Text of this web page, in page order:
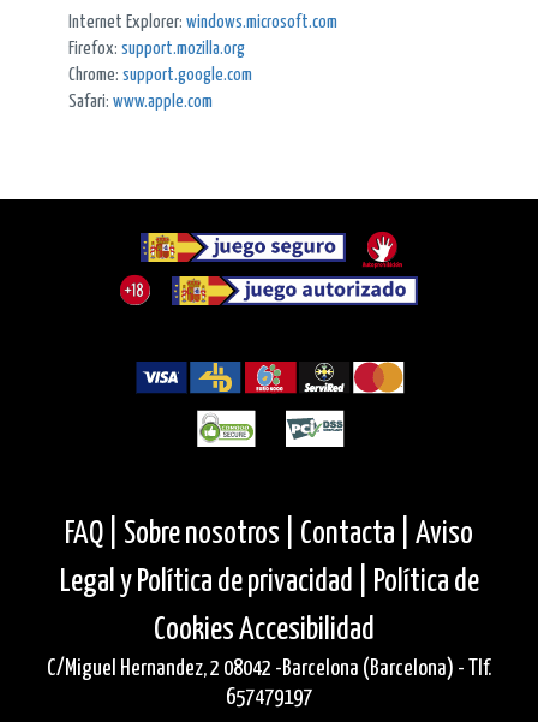
Internet Explorer:windows.microsoft.com
Firefox:support.mozilla.org
Chrome:support.google.com
Safari:www.apple.com
FAQ | Sobre nosotros | Contacta |
Aviso
Legal y Política de privacidad |
Política de
CookiesAccesibilidad
C/Miguel Hernandez, 2 08042 -Barcelona (Barcelona) - Tlf.
657479197